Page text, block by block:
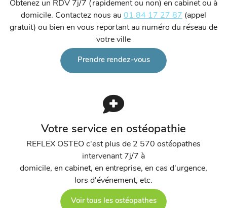
Obtenez un RDV 7j/7 (rapidement ou non) en cabinet ou à
domicile. Contactez nous au 01 84 17 27 87 (appel
gratuit) ou bien en vous reportant au numéro du réseau de
votre ville
Prendre rendez-vous
Votre service en ostéopathie
REFLEX OSTEO c'est plus de 2 570 ostéopathes
intervenant 7j/7 à
domicile, en cabinet, en entreprise, en cas d'urgence,
lors d'événement, etc.
Voir tous les ostéopathes